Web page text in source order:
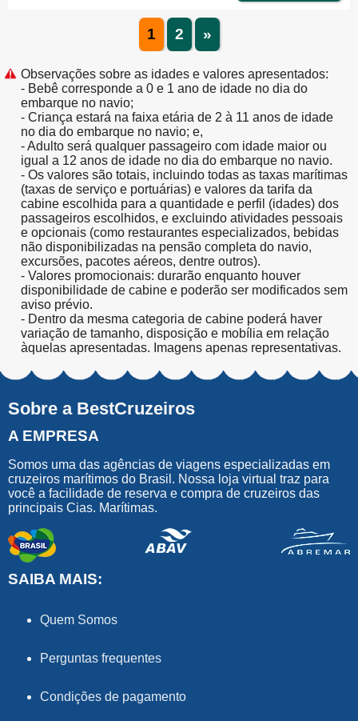
1 2 »
Observações sobre as idades e valores apresentados:
- Bebê corresponde a 0 e 1 ano de idade no dia do
embarque no navio;
- Criança estará na faixa etária de 2 à 11 anos de idade
no dia do embarque no navio; e,
- Adulto será qualquer passageiro com idade maior ou
igual a 12 anos de idade no dia do embarque no navio.
- Os valores são totais, incluindo todas as taxas marítimas
(taxas de serviço e portuárias) e valores da tarifa da
cabine escolhida para a quantidade e perfil (idades) dos
passageiros escolhidos, e excluindo atividades pessoais
e opcionais (como restaurantes especializados, bebidas
não disponibilizadas na pensão completa do navio,
excursões, pacotes aéreos, dentre outros).
- Valores promocionais: durarão enquanto houver
disponibilidade de cabine e poderão ser modificados sem
aviso prévio.
- Dentro da mesma categoria de cabine poderá haver
variação de tamanho, disposição e mobília em relação
àquelas apresentadas. Imagens apenas representativas.
Sobre a BestCruzeiros
A EMPRESA
Somos uma das agências de viagens especializadas em
cruzeiros marítimos do Brasil. Nossa loja virtual traz para
você a facilidade de reserva e compra de cruzeiros das
principais Cias. Marítimas.
SAIBA MAIS:
Quem Somos
Perguntas frequentes
Condições de pagamento